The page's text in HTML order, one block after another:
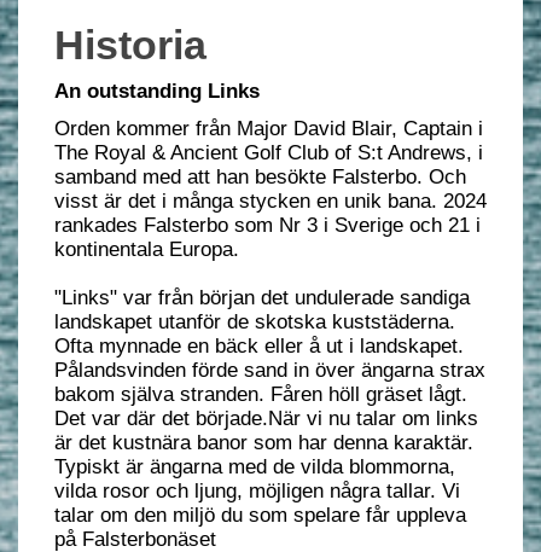
Historia
An outstanding Links
Orden kommer från Major David Blair, Captain i
The Royal & Ancient Golf Club of S:t Andrews, i
samband med att han besökte Falsterbo. Och
visst är det i många stycken en unik bana. 2024
rankades Falsterbo som Nr 3 i Sverige och 21 i
kontinentala Europa.
"Links" var från början det undulerade sandiga
landskapet utanför de skotska kuststäderna.
Ofta mynnade en bäck eller å ut i landskapet.
Pålandsvinden förde sand in över ängarna strax
bakom själva stranden. Fåren höll gräset lågt.
Det var där det började.När vi nu talar om links
är det kustnära banor som har denna karaktär.
Typiskt är ängarna med de vilda blommorna,
vilda rosor och ljung, möjligen några tallar. Vi
talar om den miljö du som spelare får uppleva
på Falsterbonäset